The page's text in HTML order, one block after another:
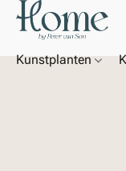
Kunstplanten